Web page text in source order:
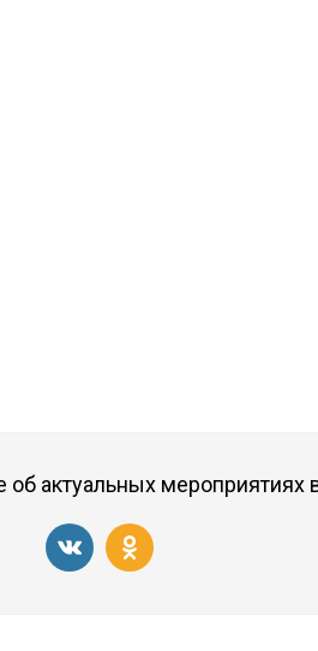
об актуальных мероприятиях